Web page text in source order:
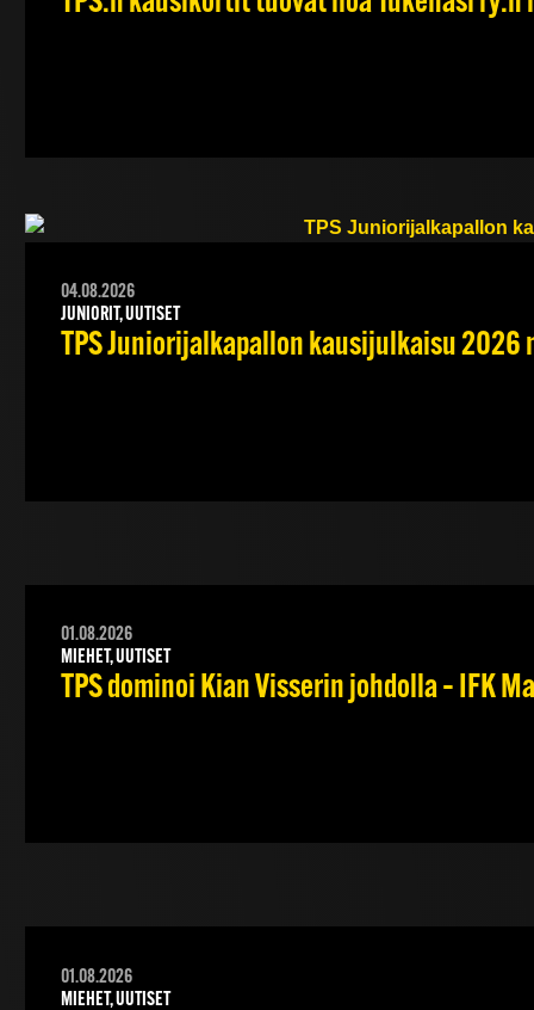
04.08.2026
JUNIORIT, UUTISET
TPS Juniorijalkapallon kausijulkaisu 2026
01.08.2026
MIEHET, UUTISET
TPS dominoi Kian Visserin johdolla – IFK
01.08.2026
MIEHET, UUTISET